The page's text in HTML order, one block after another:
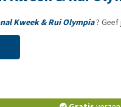
Kweek & Rui Olympia?